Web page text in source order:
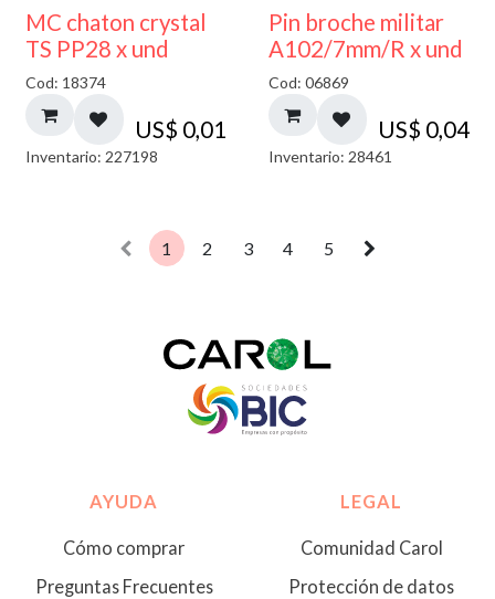
MC chaton crystal
TS PP28 x und
Cod: 18374
US$ 0,01
Inventario: 227198
Pin broche militar
A102/7mm/R x und
Cod: 06869
US$ 0,04
Inventario: 28461
1 2 3 4 5
AYUDA
Cómo comprar
Preguntas Frecuentes
LEGAL
Comunidad Carol
Protección de datos